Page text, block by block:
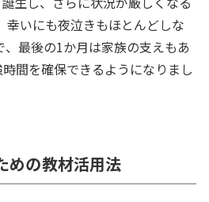
幸いにも夜泣きもほとんどしな
最後の1か月は家族の支えもあ
間を確保できるようになりまし
めの教材活用法